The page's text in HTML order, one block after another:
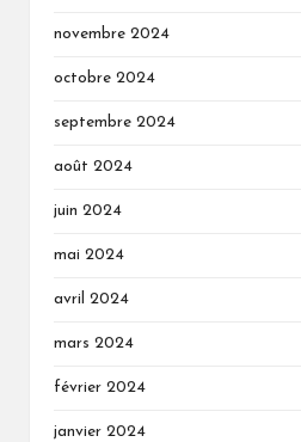
novembre 2024
octobre 2024
septembre 2024
août 2024
juin 2024
mai 2024
avril 2024
mars 2024
février 2024
janvier 2024